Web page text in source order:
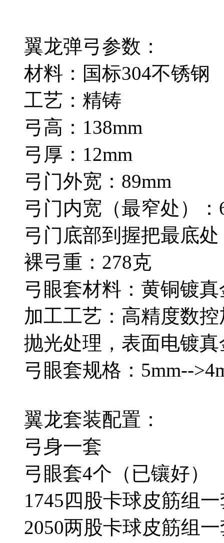
翼龙弹弓参数：
材料：国标304不锈钢
工艺：精铸
弓高：138mm
弓厚：12mm
弓门外宽：89mm
弓门内宽（最窄处）：
弓门底部到握把最底处
裸弓重：278克
弓眼套材料：黄铜镀真
加工工艺：高精度数
抛光处理，表面电镀真
弓眼套规格：5mm--
翼龙套装配置：
弓身一套
弓眼套4个（已镶好）
1745四股卡球皮筋组
2050两股卡球皮筋组